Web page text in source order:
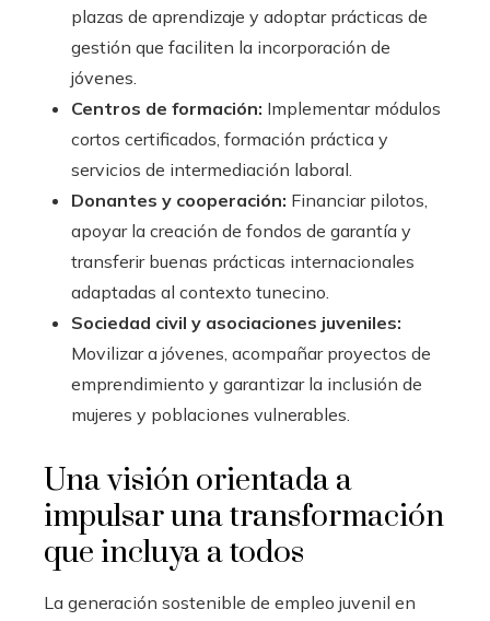
plazas de aprendizaje y adoptar prácticas de
gestión que faciliten la incorporación de
jóvenes.
Centros de formación: Implementar módulos
cortos certificados, formación práctica y
servicios de intermediación laboral.
Donantes y cooperación: Financiar pilotos,
apoyar la creación de fondos de garantía y
transferir buenas prácticas internacionales
adaptadas al contexto tunecino.
Sociedad civil y asociaciones juveniles:
Movilizar a jóvenes, acompañar proyectos de
emprendimiento y garantizar la inclusión de
mujeres y poblaciones vulnerables.
Una visión orientada a
impulsar una transformación
que incluya a todos
La generación sostenible de empleo juvenil en